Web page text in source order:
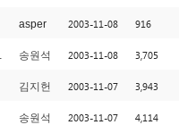
asper 2003-11-08 916
송원석 2003-11-08 3,705
김지헌 2003-11-07 3,943
송원석 2003-11-07 4,114